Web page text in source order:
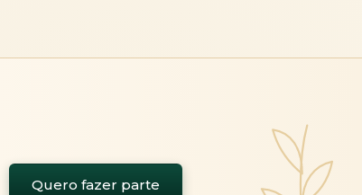
Quero fazer parte